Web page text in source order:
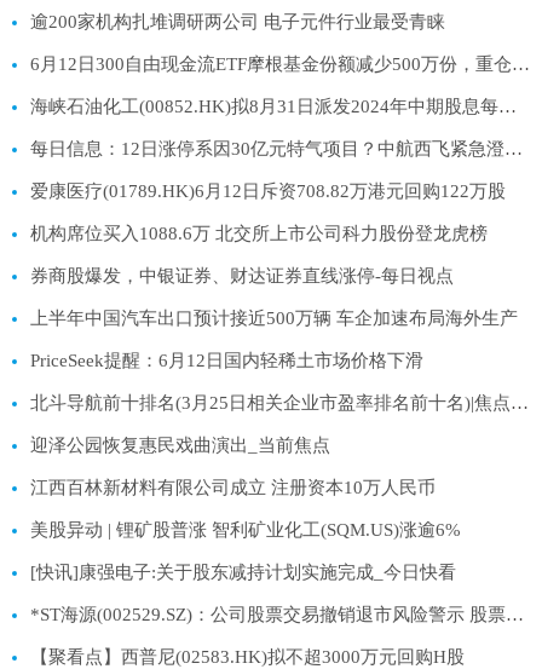
逾200家机构扎堆调研两公司 电子元件行业最受青睐
6月12日300自由现金流ETF摩根基金份额减少500万份，重仓股中国石油、中国移动、中国海油|热资讯
海峡石油化工(00852.HK)拟8月31日派发2024年中期股息每股0.08港元
每日信息：12日涨停系因30亿元特气项目？中航西飞紧急澄清：与北方特气自贡无股权关系
爱康医疗(01789.HK)6月12日斥资708.82万港元回购122万股
机构席位买入1088.6万 北交所上市公司科力股份登龙虎榜
券商股爆发，中银证券、财达证券直线涨停-每日视点
上半年中国汽车出口预计接近500万辆 车企加速布局海外生产
PriceSeek提醒：6月12日国内轻稀土市场价格下滑
北斗导航前十排名(3月25日相关企业市盈率排名前十名)|焦点热闻
迎泽公园恢复惠民戏曲演出_当前焦点
江西百林新材料有限公司成立 注册资本10万人民币
美股异动 | 锂矿股普涨 智利矿业化工(SQM.US)涨逾6%
[快讯]康强电子:关于股东减持计划实施完成_今日快看
*ST海源(002529.SZ)：公司股票交易撤销退市风险警示 股票停牌
【聚看点】西普尼(02583.HK)拟不超3000万元回购H股